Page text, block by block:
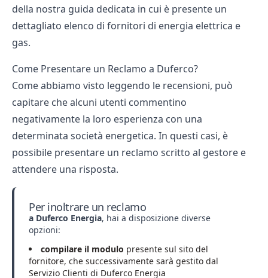
della nostra guida dedicata in cui è presente un
dettagliato elenco di fornitori di energia elettrica e
gas.
Come Presentare un Reclamo a Duferco?
Come abbiamo visto leggendo le recensioni, può
capitare che alcuni utenti commentino
negativamente la loro esperienza con una
determinata società energetica. In questi casi, è
possibile presentare un reclamo scritto al gestore e
attendere una risposta.
Per inoltrare un reclamo
a Duferco Energia, hai a disposizione diverse
opzioni:
compilare il modulo presente sul sito del
fornitore, che successivamente sarà gestito dal
Servizio Clienti di Duferco Energia